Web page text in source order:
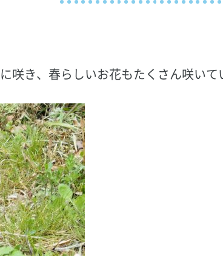
咲き、春らしいお花もたくさん咲い